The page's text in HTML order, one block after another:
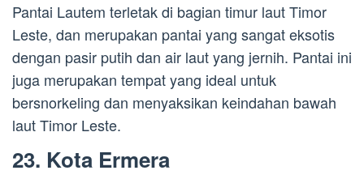
Pantai Lautem terletak di bagian timur laut Timor
Leste, dan merupakan pantai yang sangat eksotis
dengan pasir putih dan air laut yang jernih. Pantai ini
juga merupakan tempat yang ideal untuk
bersnorkeling dan menyaksikan keindahan bawah
laut Timor Leste.
23. Kota Ermera